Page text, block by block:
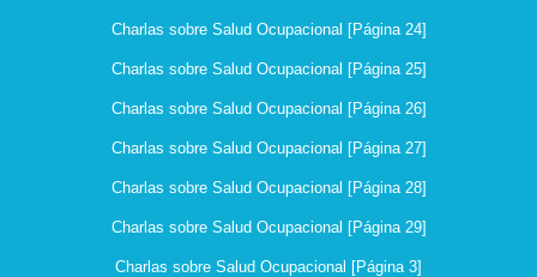
Charlas sobre Salud Ocupacional [Página 24]
Charlas sobre Salud Ocupacional [Página 25]
Charlas sobre Salud Ocupacional [Página 26]
Charlas sobre Salud Ocupacional [Página 27]
Charlas sobre Salud Ocupacional [Página 28]
Charlas sobre Salud Ocupacional [Página 29]
Charlas sobre Salud Ocupacional [Página 3]